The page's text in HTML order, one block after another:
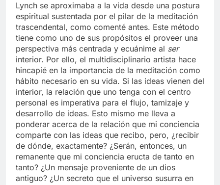
Lynch se aproximaba a la vida desde una postura
espiritual sustentada por el pilar de la meditación
trascendental, como comenté antes. Este método
tiene como uno de sus propósitos el proveer una
perspectiva más centrada y ecuánime al ser
interior. Por ello, el multidisciplinario artista hace
hincapié en la importancia de la meditación como
hábito necesario en su vida. Si las ideas vienen del
interior, la relación que uno tenga con el centro
personal es imperativa para el flujo, tamizaje y
desarrollo de ideas. Esto mismo me lleva a
ponderar acerca de la relación que mi conciencia
comparte con las ideas que recibo, pero, ¿recibir
de dónde, exactamente? ¿Serán, entonces, un
remanente que mi conciencia eructa de tanto en
tanto? ¿Un mensaje proveniente de un dios
antiguo? ¿Un secreto que el universo susurra en